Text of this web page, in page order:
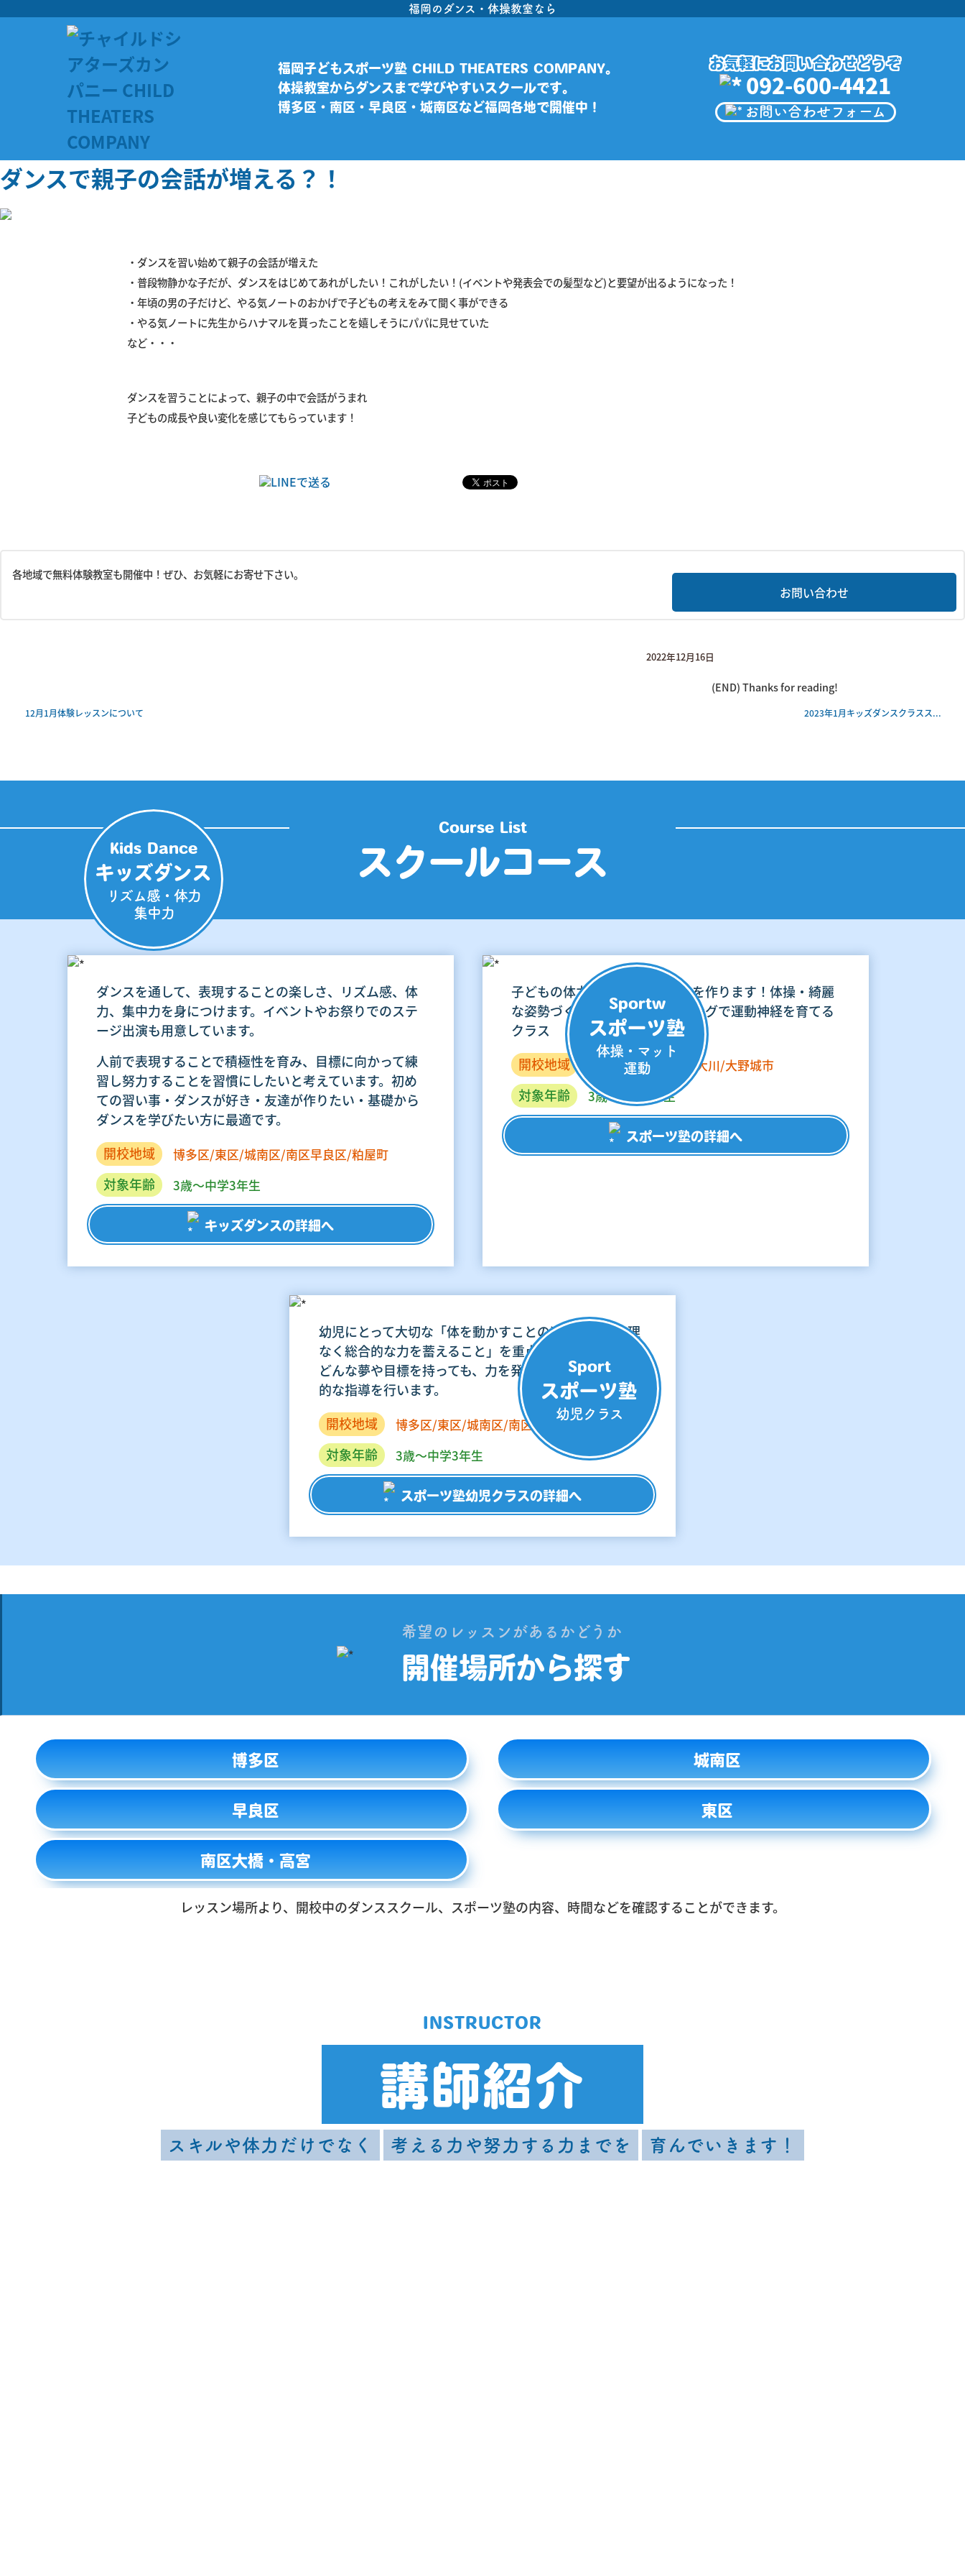
福岡のダンス・体操教室なら
福岡子どもスポーツ塾 CHILD THEATERS COMPANY。
体操教室からダンスまで学びやすいスクールです。
博多区・南区・早良区・城南区など福岡各地で開催中！
お気軽にお問い合わせどうぞ
092-600-4421
お問い合わせフォーム
ダンスで親子の会話が増える？！
・ダンスを習い始めて親子の会話が増えた
・普段物静かな子だが、ダンスをはじめてあれがしたい！これがしたい！(イベントや発表会での髪型など)と要望が出るようになった！
・年頃の男の子だけど、やる気ノートのおかげで子どもの考えをみて聞く事ができる
・やる気ノートに先生からハナマルを貰ったことを嬉しそうにパパに見せていた
など・・・
ダンスを習うことによって、親子の中で会話がうまれ
子どもの成長や良い変化を感じてもらっています！
各地域で無料体験教室も開催中！ぜひ、お気軽にお寄せ下さい。
お問い合わせ
2022年12月16日
(END) Thanks for reading!
12月1月体験レッスンについて 2023年1月キッズダンスクラスス...
Course List
スクールコース
Kids Dance
キッズダンス
リズム感・体力
集中力
ダンスを通して、表現することの楽しさ、リズム感、体
力、集中力を身につけます。イベントやお祭りでのステ
ージ出演も用意しています。
人前で表現することで積極性を育み、目標に向かって練
習し努力することを習慣にしたいと考えています。初め
ての習い事・ダンスが好き・友達が作りたい・基礎から
ダンスを学びたい方に最適です。
開校地域
博多区/東区/城南区/南区早良区/粕屋町
対象年齢 3歳～中学3年生
キッズダンスの詳細へ
Sportw
スポーツ塾
体操・マット
運動
子どもの体力づくり元気な身体を作ります！体操・綺麗
な姿勢づくり・リズムトレーニングで運動神経を育てる
クラス
開校地域
博多区/東区/糟屋郡大川/大野城市
対象年齢 3歳～中学3年生
スポーツ塾の詳細へ
Sport
スポーツ塾
幼児クラス
幼児にとって大切な「体を動かすことの楽しさ」「無理
なく総合的な力を蓄えること」を重点におき、子どもが
どんな夢や目標を持っても、力を発揮できるような本質
的な指導を行います。
開校地域
博多区/東区/城南区/南区早良区/粕屋町
対象年齢 3歳～中学3年生
スポーツ塾幼児クラスの詳細へ
希望のレッスンがあるかどうか
開催場所から探す
博多区 城南区
早良区 東区
南区大橋・高宮
レッスン場所より、開校中のダンススクール、スポーツ塾の内容、時間などを確認することができます。
INSTRUCTOR
講師紹介
スキルや体力だけでなく 考える力や努力する力までを 育んでいきます！